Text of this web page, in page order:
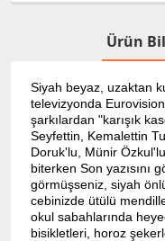
Ürün
Siyah beyaz, uzaktan
televizyonda
şarkılardan "karışık
Seyfettin, Kemalettin
Doruk'lu, Münir
biterken Son yazısını
görmüşseniz, siyah
cebinizde ütülü
okul sabahlarında
bisikletleri, horoz